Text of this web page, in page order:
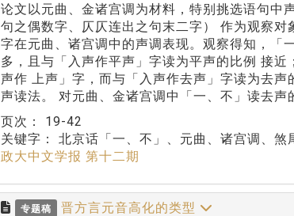
论文以元曲、金诸宫调为材料，特别挑选语句中
句之偶数字、仄仄连出之句末二字） 作为观察对
字在元曲、诸宫调中的声调表现。观察得知，「
多，且与「入声作平声」字读为平声的比例 接
声作 上声」字，而与「入声作去声」字读为去
声读法。 对元曲、金诸宫调中「一、不」读去声
页次： 19-42
关键字： 北京话「一、不」、元曲、诸宫调、煞
政大中文学报 第十二期
专题稿 晋方言元音高化的类型